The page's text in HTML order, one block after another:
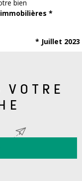
bien
*
* Juillet 2023
VOTRE